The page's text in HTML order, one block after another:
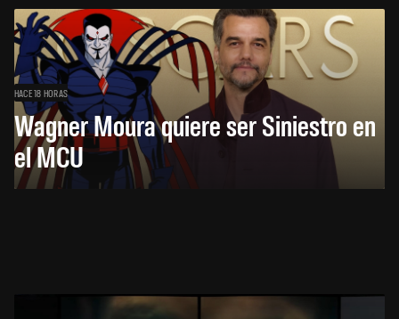
HACE 18 HORAS
Wagner Moura quiere ser Siniestro en
el MCU